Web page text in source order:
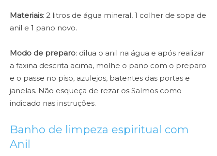
Materiais: 2 litros de água mineral, 1 colher de sopa de
anil e 1 pano novo.
Modo de preparo: dilua o anil na água e após realizar
a faxina descrita acima, molhe o pano com o preparo
e o passe no piso, azulejos, batentes das portas e
janelas. Não esqueça de rezar os Salmos como
indicado nas instruções.
Banho de limpeza espiritual com
Anil